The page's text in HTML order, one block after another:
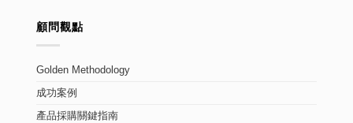
顧問觀點
Golden Methodology
成功案例
產品採購關鍵指南